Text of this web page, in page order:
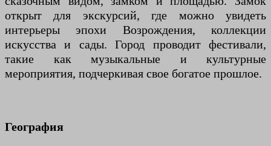
открыт для экскурсий, где можно увидеть
интерьеры эпохи Возрождения, коллекции
искусства и сады. Город проводит фестивали,
такие как музыкальные и культурные
мероприятия, подчеркивая свое богатое прошлое.
География